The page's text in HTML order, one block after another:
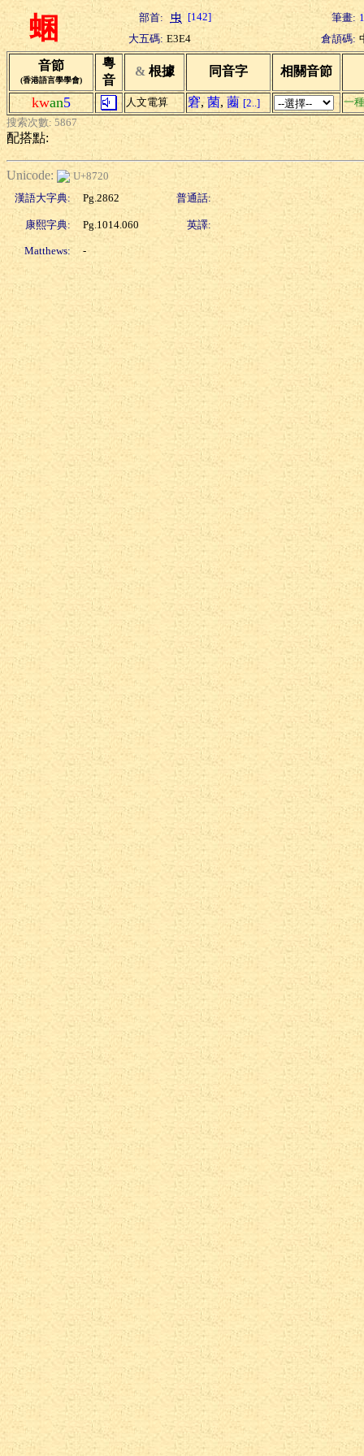
蜠 部首: [142] 筆畫:
大五碼: E3E4 倉頡碼:
音節
(香港語言學學會)
粵
音
& 根據 同音字 相關音節
kwan5 人文電算 窘, 菌, 蔨 [2..]
一
搜索次數: 5867
配搭點:
Unicode:
U+8720
漢語大字典:
Pg.2862 普通話:
康熙字典: Pg.1014.060 英譯:
Matthews: -